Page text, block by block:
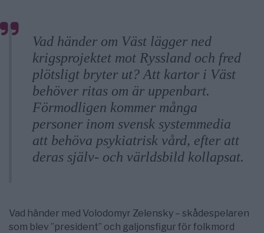
Vad händer om Väst lägger ned
krigsprojektet mot Ryssland och fred
plötsligt bryter ut? Att kartor i Väst
behöver ritas om är uppenbart.
Förmodligen kommer många
personer inom svensk systemmedia
att behöva psykiatrisk vård, efter att
deras själv- och världsbild kollapsat.
Vad händer med Volodomyr Zelensky – skådespelaren
som blev ”president” och galjonsfigur för folkmord